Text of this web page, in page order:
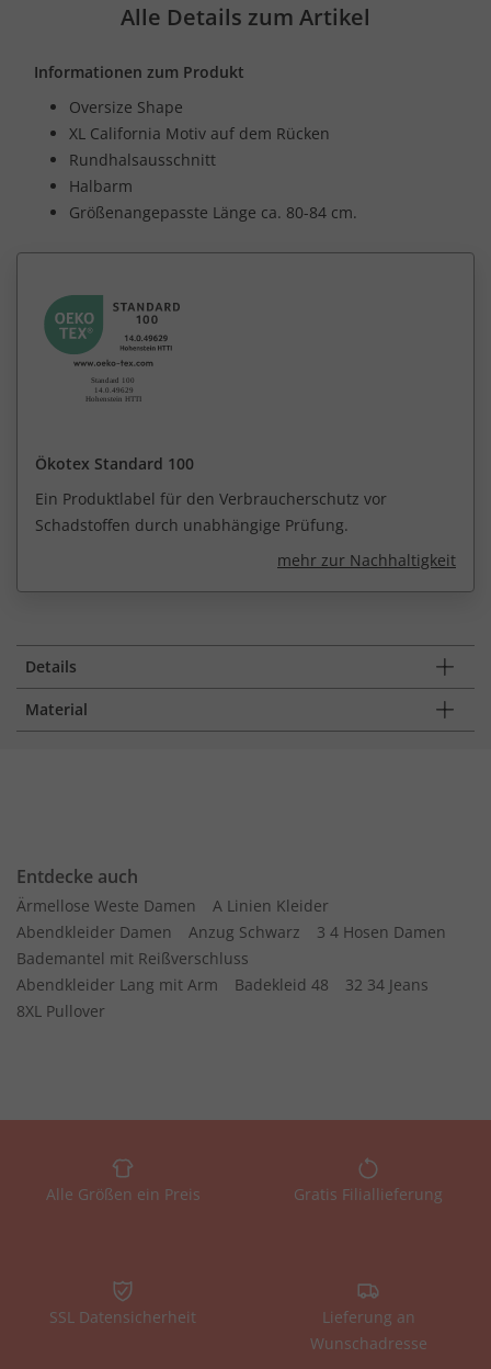
Alle Details zum Artikel
Informationen zum Produkt
Oversize Shape
XL California Motiv auf dem Rücken
Rundhalsausschnitt
Halbarm
Größenangepasste Länge ca. 80-84 cm.
Ökotex Standard 100
Ein Produktlabel für den Verbraucherschutz vor
Schadstoffen durch unabhängige Prüfung.
mehr zur Nachhaltigkeit
Details
Material
Entdecke auch
Ärmellose Weste Damen
A Linien Kleider
Abendkleider Damen
Anzug Schwarz
3 4 Hosen Damen
Bademantel mit Reißverschluss
Abendkleider Lang mit Arm
Badekleid 48
32 34 Jeans
8XL Pullover
Alle Größen ein Preis Gratis Filiallieferung
SSL Datensicherheit
Lieferung an
Wunschadresse